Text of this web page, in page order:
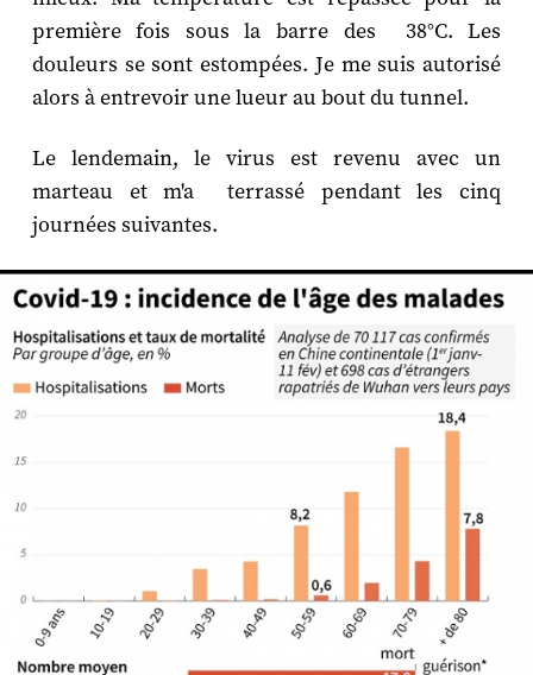
première fois sous la barre des 38°C. Les
douleurs se sont estompées. Je me suis autorisé
alors à entrevoir une lueur au bout du tunnel.
Le lendemain, le virus est revenu avec un
marteau et m'a terrassé pendant les cinq
journées suivantes.